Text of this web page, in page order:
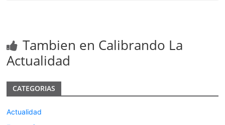
Tambien en Calibrando La
Actualidad
CATEGORIAS
Actualidad